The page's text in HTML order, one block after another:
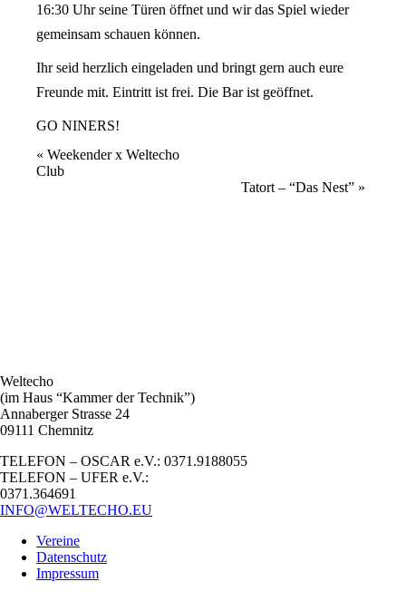
16:30 Uhr seine Türen öffnet und wir das Spiel wieder
gemeinsam schauen können.
Ihr seid herzlich eingeladen und bringt gern auch eure
Freunde mit. Eintritt ist frei. Die Bar ist geöffnet.
GO NINERS!
Veranstaltung
Navigation
« Weekender x Weltecho
Club
Tatort – “Das Nest” »
Weltecho
(im Haus “Kammer der Technik”)
Annaberger Strasse 24
09111 Chemnitz
TELEFON – OSCAR e.V.: 0371.9188055
TELEFON – UFER e.V.:
0371.364691
INFO@WELTECHO.EU
Vereine
Datenschutz
Impressum